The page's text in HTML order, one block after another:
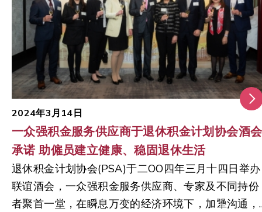
2024年3月14日
一众强积金服务供应商于退休积金计划协会酒会
承诺 助僱员建立健康、稳固退休生活
退休积金计划协会(PSA)于二OO四年三月十四日举办
联谊酒会，一众强积金服务供应商、专家及不同持份
者聚首一堂，在瞬息万变的经济环境下，加犟沟通，